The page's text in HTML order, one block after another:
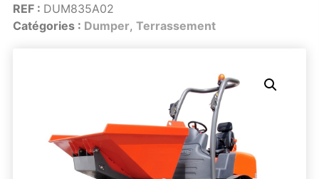
Travail en hauteur
Nacelles, plateformes, échafaudage …
Groupe électrogène, outillage pneumatique, …
Installation provisoire
REF : DUM835A02
Catégories : Dumper, Terrassement